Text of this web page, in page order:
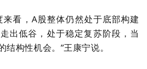
来看，A股整体仍然处于底部构建
出低谷，处于稳定复苏阶段，当
构性机会。”王康宁说。